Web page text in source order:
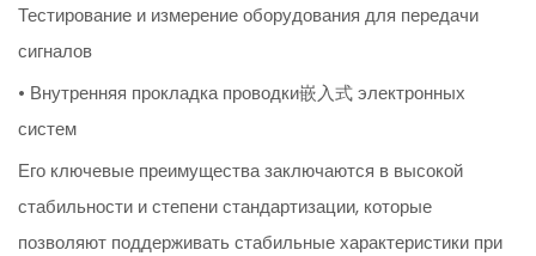
Тестирование и измерение оборудования для передачи
сигналов
• Внутренняя прокладка проводки嵌入式 электронных
систем
Его ключевые преимущества заключаются в высокой
стабильности и степени стандартизации, которые
позволяют поддерживать стабильные характеристики при